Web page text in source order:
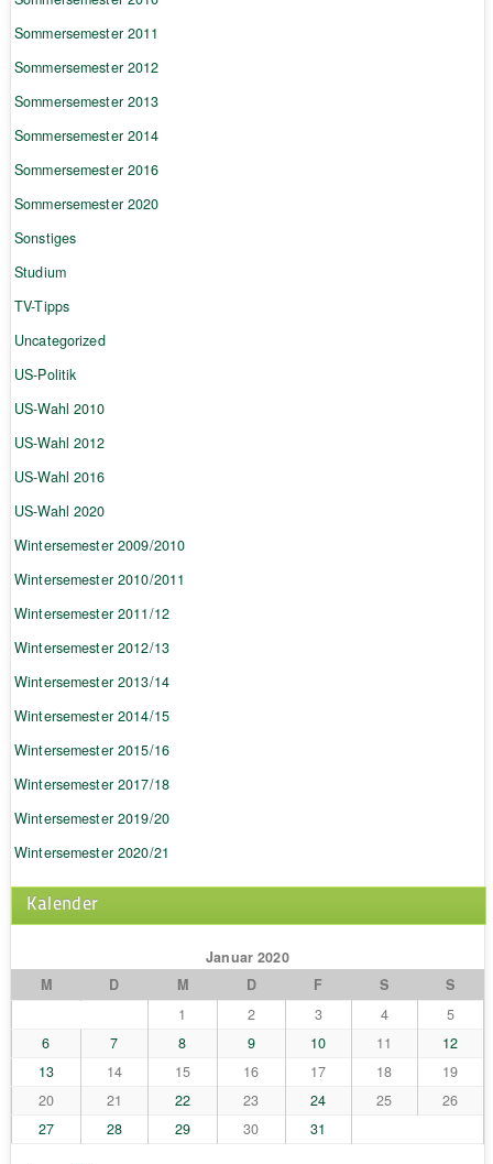
Sommersemester 2011
Sommersemester 2012
Sommersemester 2013
Sommersemester 2014
Sommersemester 2016
Sommersemester 2020
Sonstiges
Studium
TV-Tipps
Uncategorized
US-Politik
US-Wahl 2010
US-Wahl 2012
US-Wahl 2016
US-Wahl 2020
Wintersemester 2009/2010
Wintersemester 2010/2011
Wintersemester 2011/12
Wintersemester 2012/13
Wintersemester 2013/14
Wintersemester 2014/15
Wintersemester 2015/16
Wintersemester 2017/18
Wintersemester 2019/20
Wintersemester 2020/21
Kalender
Januar 2020
M
D M D F S
S
1
2 3 4
5
6
7 8 9 10 11
12
13
14 15 16 17 18
19
20
21 22 23 24 25
26
27
28 29 30 31